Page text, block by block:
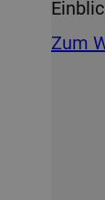
Zum